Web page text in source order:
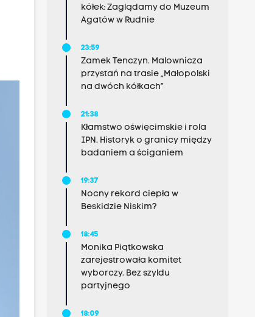
kółek: Zaglądamy do Muzeum
Agatów w Rudnie
23:59
Zamek Tenczyn. Malownicza
przystań na trasie „Małopolski
na dwóch kółkach”
21:38
Kłamstwo oświęcimskie i rola
IPN. Historyk o granicy między
badaniem a ściganiem
19:37
Nocny rekord ciepła w
Beskidzie Niskim?
18:45
Monika Piątkowska
zarejestrowała komitet
wyborczy. Bez szyldu
partyjnego
18:09